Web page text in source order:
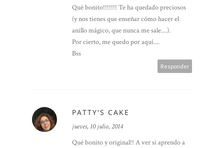
Qué bonito!!!!!!! Te ha quedado preciosos
(y nos tienes que enseñar cómo hacer el
anillo mágico, que nunca me sale....).
Por cierto, me quedo por aquí....
Bss
Responder
PATTY'S CAKE
jueves, 10 julio, 2014
Qué bonito y original!! A ver si aprendo a